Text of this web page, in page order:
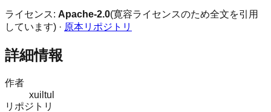
ライセンス: Apache-2.0(寛容ライセンスのため全文を引用
しています) · 原本リポジトリ
詳細情報
作者
xuiltul
リポジトリ